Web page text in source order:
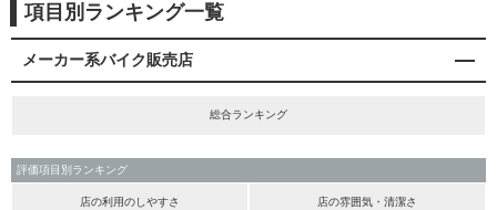
項目別ランキング一覧
メーカー系バイク販売店
総合ランキング
評価項目別ランキング
店の利用のしやすさ 店の雰囲気・清潔さ